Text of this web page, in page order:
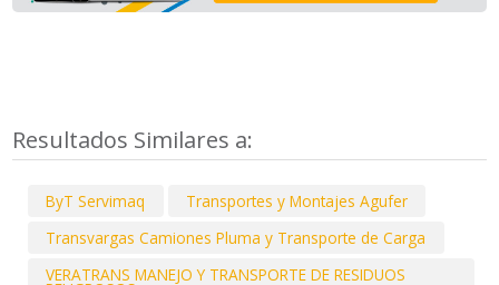
Resultados Similares a:
ByT Servimaq
Transportes y Montajes Agufer
Transvargas Camiones Pluma y Transporte de Carga
VERATRANS MANEJO Y TRANSPORTE DE RESIDUOS